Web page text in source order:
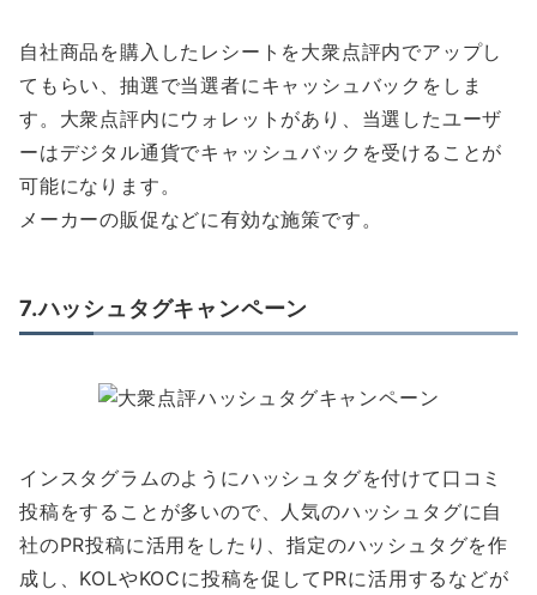
自社商品を購入したレシートを大衆点評内でアップし
てもらい、抽選で当選者にキャッシュバックをしま
す。大衆点評内にウォレットがあり、当選したユーザ
ーはデジタル通貨でキャッシュバックを受けることが
可能になります。
メーカーの販促などに有効な施策です。
7.ハッシュタグキャンペーン
インスタグラムのようにハッシュタグを付けて口コミ
投稿をすることが多いので、人気のハッシュタグに自
社のPR投稿に活用をしたり、指定のハッシュタグを作
成し、KOLやKOCに投稿を促してPRに活用するなどが